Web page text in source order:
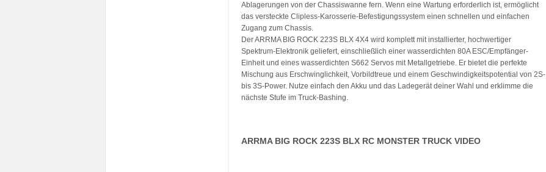
Ablagerungen von der Chassiswanne fern. Wenn eine Wartung erforderlich ist, ermöglicht
das versteckte Clipless-Karosserie-Befestigungssystem einen schnellen und einfachen
Zugang zum Chassis.
Der ARRMA BIG ROCK 223S BLX 4X4 wird komplett mit installierter, hochwertiger
Spektrum-Elektronik geliefert, einschließlich einer wasserdichten 80A ESC/Empfänger-
Einheit und eines wasserdichten S662 Servos mit Metallgetriebe. Er bietet die perfekte
Mischung aus Erschwinglichkeit, Vorbildtreue und einem Geschwindigkeitspotential von 2S-
bis 3S-Power. Nutze einfach den Akku und das Ladegerät deiner Wahl und erklimme die
nächste Stufe im Truck-Bashing.
ARRMA BIG ROCK 223S BLX RC MONSTER TRUCK VIDEO